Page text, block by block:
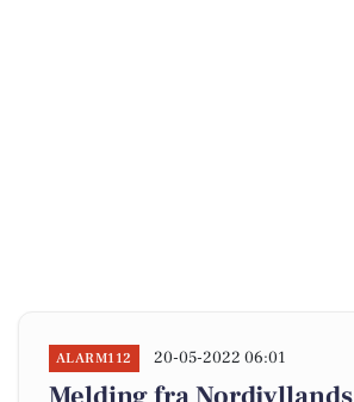
ALARM112 20-05-2022 06:01